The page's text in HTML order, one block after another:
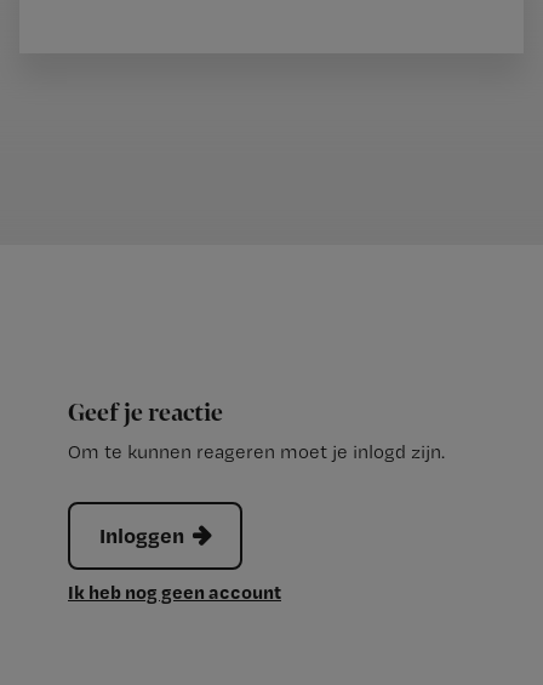
Geef je reactie
Om te kunnen reageren moet je inlogd zijn.
Inloggen
Ik heb nog geen account